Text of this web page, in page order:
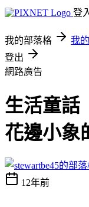
登
我的部落格 我
登出
網路廣告
生活童話
花邊小象
12年前